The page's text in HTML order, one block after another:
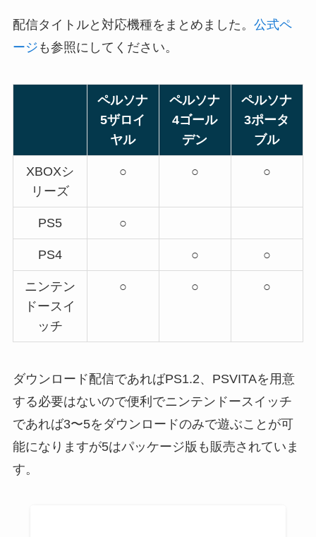
配信タイトルと対応機種をまとめました。 公式ペ
ージ も参照にしてください。
ペルソナ
5ザロイ
ヤル
ペルソナ
4ゴール
デン
ペルソナ
3ポータ
ブル
XBOXシ
リーズ
○ ○ ○
PS5 ○
PS4 ○ ○
ニンテン
ドースイ
ッチ
○ ○ ○
ダウンロード配信であればPS1.2、PSVITAを用意
する必要はないので便利でニンテンドースイッチ
であれば3〜5をダウンロードのみで遊ぶことが可
能になりますが5はパッケージ版も販売されていま
す。